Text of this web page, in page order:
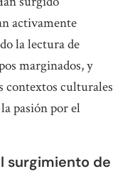
activamente
la lectura de
marginados, y
contextos culturales
pasión por el
surgimiento de